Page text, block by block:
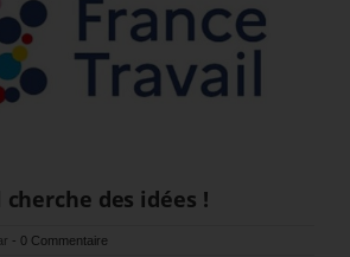
des idées !
- 0 Commentaire